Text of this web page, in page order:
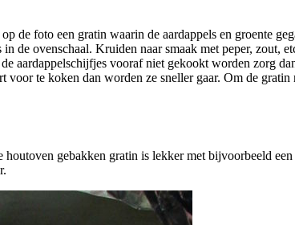
de foto een gratin waarin de aardappels en groente
de ovenschaal. Kruiden naar smaak met peper, zout,
aardappelschijfjes vooraf niet gekookt worden zorg
te koken dan worden ze sneller gaar. Om de
gebakken gratin is lekker met bijvoorbeeld